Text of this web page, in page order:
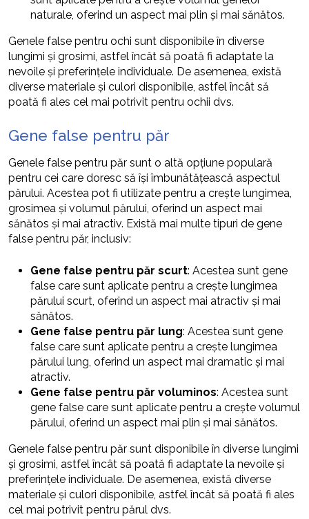
naturale, oferind un aspect mai plin și mai sănătos.
Genele false pentru ochi sunt disponibile în diverse
lungimi și grosimi, astfel încât să poată fi adaptate la
nevoile și preferințele individuale. De asemenea, există
diverse materiale și culori disponibile, astfel încât să
poată fi ales cel mai potrivit pentru ochii dvs.
Gene false pentru păr
Genele false pentru păr sunt o altă opțiune populară
pentru cei care doresc să își îmbunătățească aspectul
părului. Acestea pot fi utilizate pentru a crește lungimea,
grosimea și volumul părului, oferind un aspect mai
sănătos și mai atractiv. Există mai multe tipuri de gene
false pentru păr, inclusiv:
Gene false pentru păr scurt: Acestea sunt gene
false care sunt aplicate pentru a crește lungimea
părului scurt, oferind un aspect mai atractiv și mai
sănătos.
Gene false pentru păr lung: Acestea sunt gene
false care sunt aplicate pentru a crește lungimea
părului lung, oferind un aspect mai dramatic și mai
atractiv.
Gene false pentru păr voluminos: Acestea sunt
gene false care sunt aplicate pentru a crește volumul
părului, oferind un aspect mai plin și mai sănătos.
Genele false pentru păr sunt disponibile în diverse lungimi
și grosimi, astfel încât să poată fi adaptate la nevoile și
preferințele individuale. De asemenea, există diverse
materiale și culori disponibile, astfel încât să poată fi ales
cel mai potrivit pentru părul dvs.